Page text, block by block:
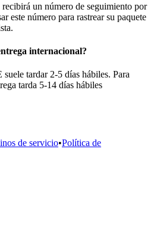
un número de seguimiento por
este número para rastrear su paquete
internacional?
tardar 2-5 días hábiles. Para
tarda 5-14 días hábiles
de servicio•Política de